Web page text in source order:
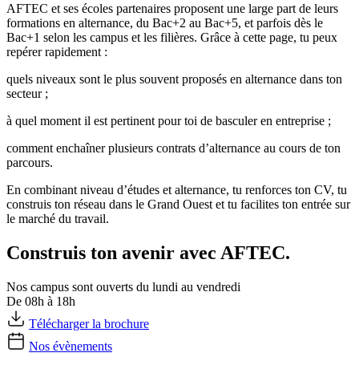
AFTEC et ses écoles partenaires proposent une large part de leurs
formations en alternance, du Bac+2 au Bac+5, et parfois dès le
Bac+1 selon les campus et les filières. Grâce à cette page, tu peux
repérer rapidement :
quels niveaux sont le plus souvent proposés en alternance dans ton
secteur ;
à quel moment il est pertinent pour toi de basculer en entreprise ;
comment enchaîner plusieurs contrats d’alternance au cours de ton
parcours.
En combinant niveau d’études et alternance, tu renforces ton CV, tu
construis ton réseau dans le Grand Ouest et tu facilites ton entrée sur
le marché du travail.
Construis ton avenir avec AFTEC.
Nos campus sont ouverts du lundi au vendredi
De 08h à 18h
Télécharger la brochure
Nos évènements